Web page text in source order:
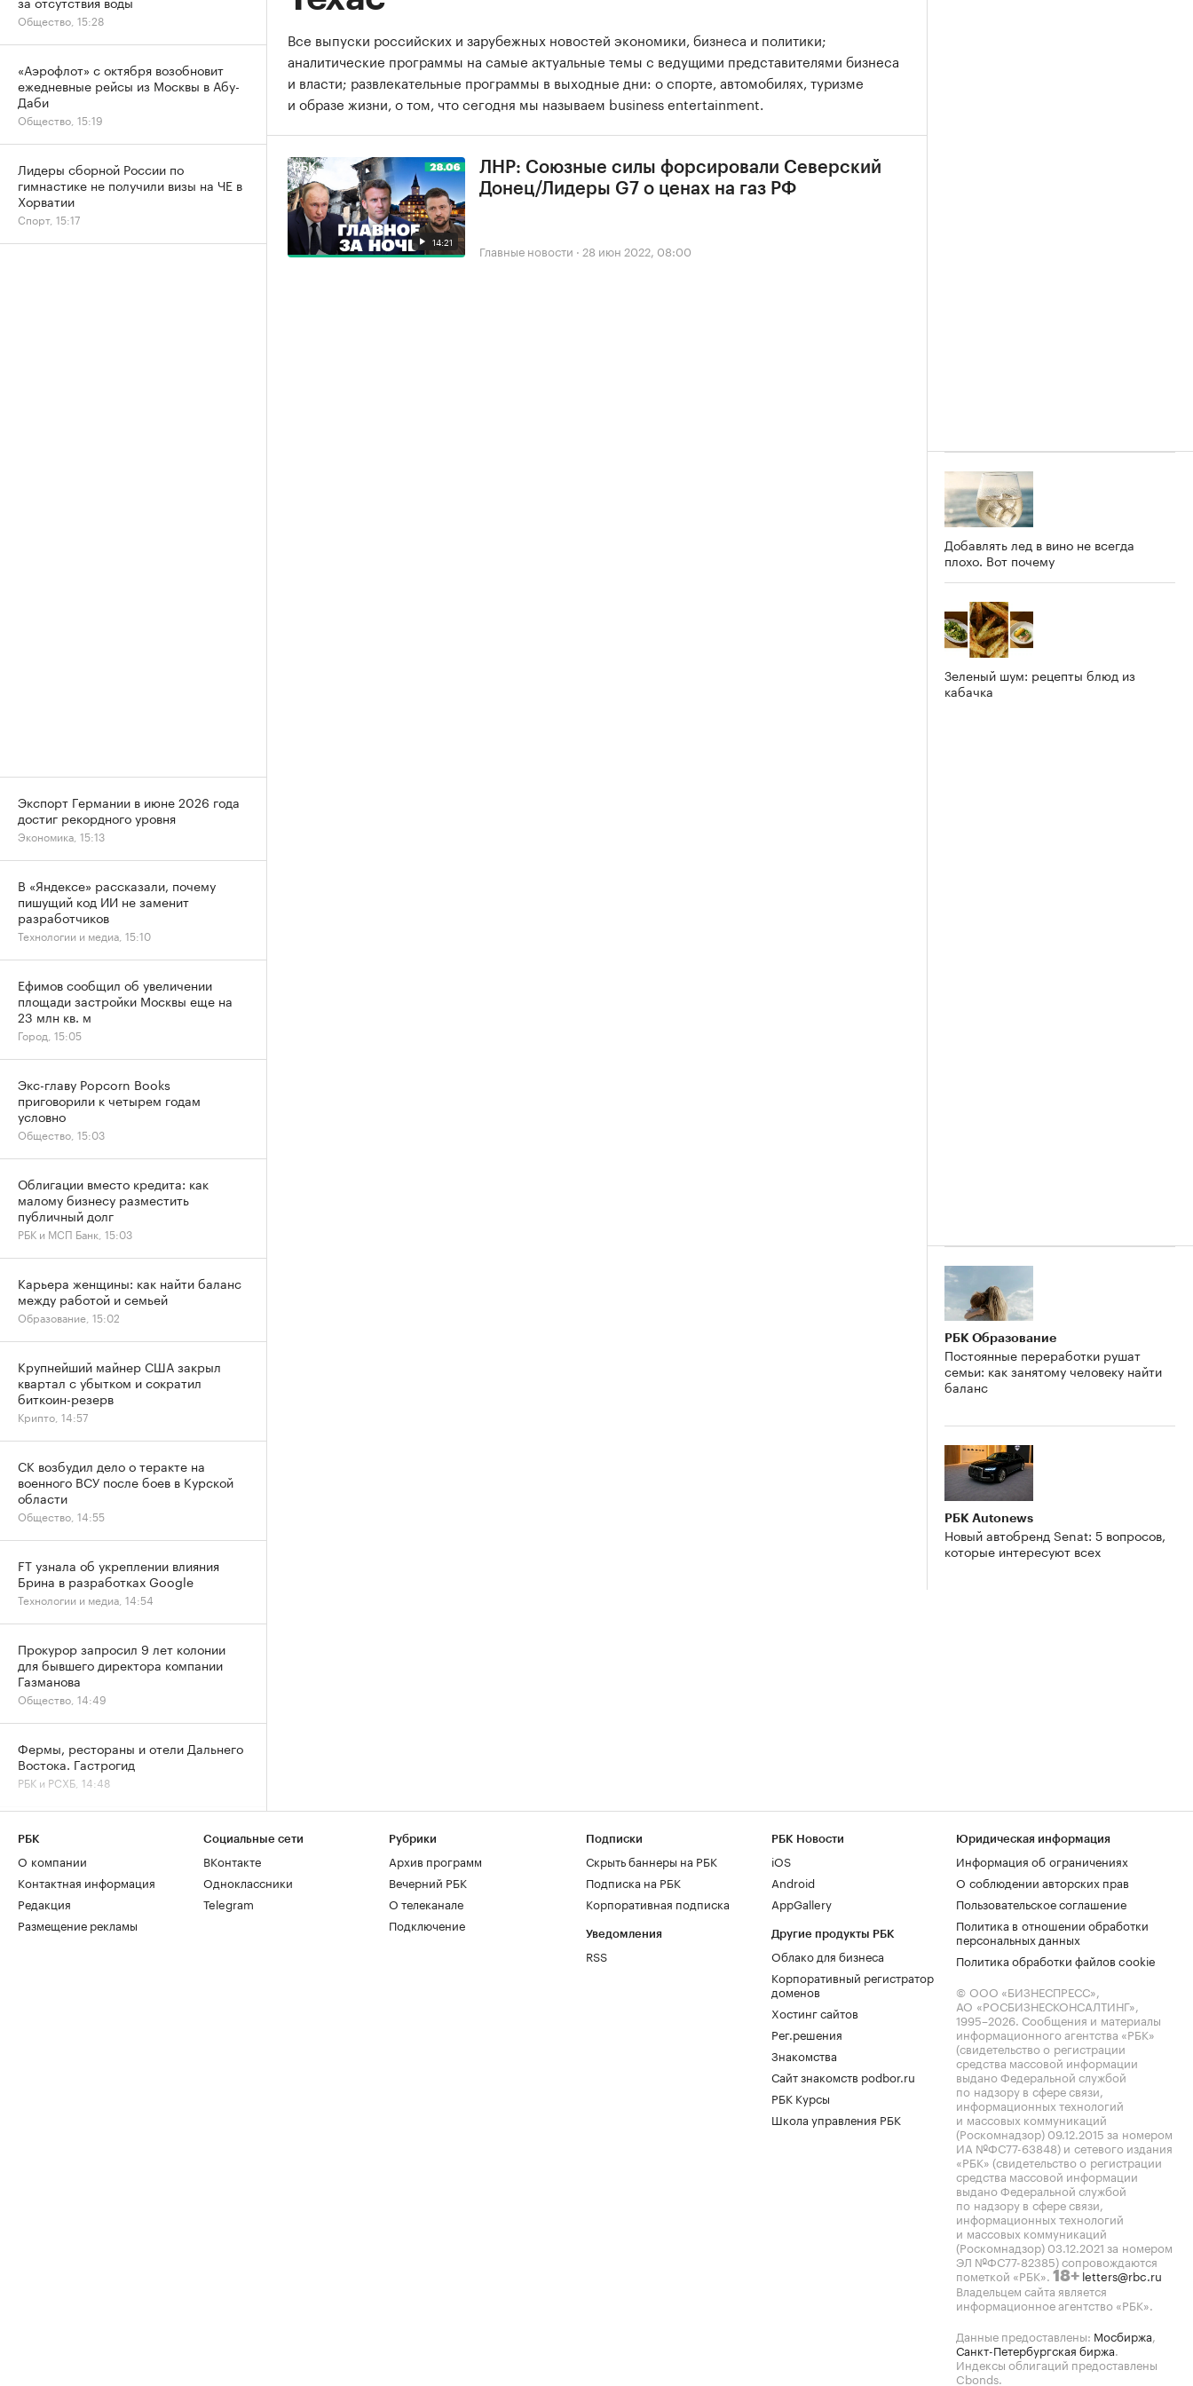
Все выпуски российских и зарубежных новостей экономики, бизнеса и политики;
аналитические программы на самые актуальные темы с ведущими представителями бизнеса
и власти; развлекательные программы в выходные дни: о спорте, автомобилях, туризме
и образе жизни, о том, что сегодня мы называем business entertainment.
14:21
ЛНР: Союзные силы форсировали Северский
Донец/Лидеры G7 о ценах на газ РФ
Главные новости · 28 июн 2022, 08:00
Добавлять лед в вино не всегда
плохо. Вот почему
Зеленый шум: рецепты блюд из
кабачка
РБК Образование
Постоянные переработки рушат
семьи: как занятому человеку найти
баланс
РБК Autonews
Новый автобренд Senat: 5 вопросов,
которые интересуют всех
Общество, 15:28
«Аэрофлот» с октября возобновит
ежедневные рейсы из Москвы в Абу-
Даби
Общество, 15:19
Лидеры сборной России по
гимнастике не получили визы на ЧЕ в
Хорватии
Спорт, 15:17
Экспорт Германии в июне 2026 года
достиг рекордного уровня
Экономика, 15:13
В «Яндексе» рассказали, почему
пишущий код ИИ не заменит
разработчиков
Технологии и медиа, 15:10
Ефимов сообщил об увеличении
площади застройки Москвы еще на
23 млн кв. м
Город, 15:05
Экс-главу Popcorn Books
приговорили к четырем годам
условно
Общество, 15:03
Облигации вместо кредита: как
малому бизнесу разместить
публичный долг
РБК и МСП Банк, 15:03
Карьера женщины: как найти баланс
между работой и семьей
Образование, 15:02
Крупнейший майнер США закрыл
квартал с убытком и сократил
биткоин-резерв
Крипто, 14:57
СК возбудил дело о теракте на
военного ВСУ после боев в Курской
области
Общество, 14:55
FT узнала об укреплении влияния
Брина в разработках Google
Технологии и медиа, 14:54
Прокурор запросил 9 лет колонии
для бывшего директора компании
Газманова
Общество, 14:49
Фермы, рестораны и отели Дальнего
Востока. Гастрогид
РБК и РСХБ, 14:48
РБК
О компании
Контактная информация
Редакция
Размещение рекламы
Социальные сети
ВКонтакте
Одноклассники
Telegram
Рубрики
Архив программ
Вечерний РБК
О телеканале
Подключение
Подписки
Скрыть баннеры на РБК
Подписка на РБК
Корпоративная подписка
Уведомления
RSS
РБК Новости
iOS
Android
AppGallery
Другие продукты РБК
Облако для бизнеса
Корпоративный регистратор
доменов
Хостинг сайтов
Рег.решения
Знакомства
Сайт знакомств podbor.ru
РБК Курсы
Школа управления РБК
Юридическая информация
Информация об ограничениях
О соблюдении авторских прав
Пользовательское соглашение
Политика в отношении обработки
персональных данных
Политика обработки файлов cookie
© ООО «БИЗНЕСПРЕСС»,
АО «РОСБИЗНЕСКОНСАЛТИНГ»,
1995–2026. Сообщения и материалы
информационного агентства «РБК»
(свидетельство о регистрации
средства массовой информации
выдано Федеральной службой
по надзору в сфере связи,
информационных технологий
и массовых коммуникаций
(Роскомнадзор) 09.12.2015 за номером
ИА №ФС77-63848) и сетевого издания
«РБК» (свидетельство о регистрации
средства массовой информации
выдано Федеральной службой
по надзору в сфере связи,
информационных технологий
и массовых коммуникаций
(Роскомнадзор) 03.12.2021 за номером
ЭЛ №ФС77-82385) сопровождаются
пометкой «РБК». 18+ letters@rbc.ru
Владельцем сайта является
информационное агентство «РБК».
Данные предоставлены: Мосбиржа,
Санкт-Петербургская биржа.
Индексы облигаций предоставлены
Cbonds.